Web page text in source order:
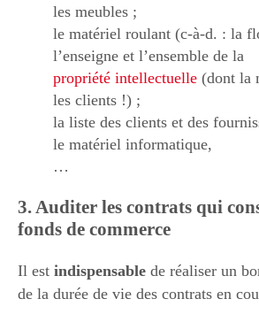
les meubles ;
le matériel roulant (c-à-d. : la
l’enseigne et l’ensemble de la
propriété intellectuelle (dont la
les clients !) ;
la liste des clients et des
le matériel informatique,
…
3. Auditer les contrats qui
fonds de commerce
Il est indispensable de réaliser un
de la durée de vie des contrats en